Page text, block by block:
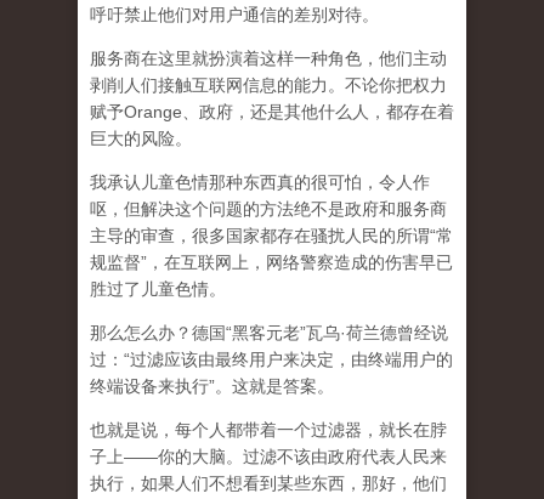
呼吁禁止他们对用户通信的差别对待。
服务商在这里就扮演着这样一种角色，他们主动
剥削人们接触互联网信息的能力。不论你把权力
赋予Orange、政府，还是其他什么人，都存在着
巨大的风险。
我承认儿童色情那种东西真的很可怕，令人作
呕，但解决这个问题的方法绝不是政府和服务商
主导的审查，很多国家都存在骚扰人民的所谓“常
规监督”，在互联网上，网络警察造成的伤害早已
胜过了儿童色情。
那么怎么办？德国“黑客元老”瓦乌·荷兰德曾经说
过：“过滤应该由最终用户来决定，由终端用户的
终端设备来执行”。这就是答案。
也就是说，每个人都带着一个过滤器，就长在脖
子上——你的大脑。过滤不该由政府代表人民来
执行，如果人们不想看到某些东西，那好，他们